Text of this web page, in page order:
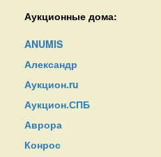
Аукционные дома:
ANUMIS
Александр
Аукцион.ru
Аукцион.СПБ
Аврора
Конрос